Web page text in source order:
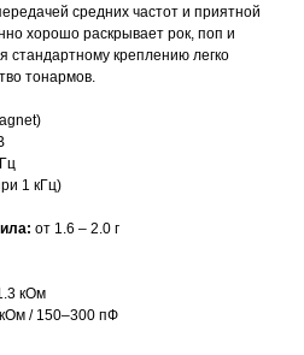
средних частот и приятной
хорошо раскрывает рок, поп и
стандартному креплению легко
тонармов.
1 кГц)
от 1.6 – 2.0 г
кОм
/ 150–300 пФ